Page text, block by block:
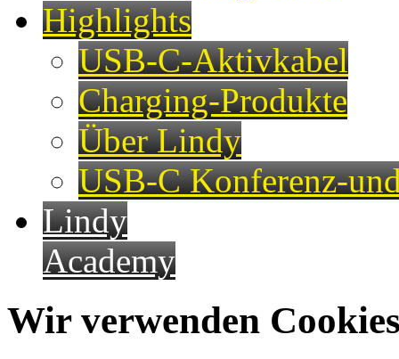
Highlights
USB-C-Aktivkabel
Charging-Produkte
Über Lindy
USB-C Konferenz-
Lindy
Academy
Wir verwenden